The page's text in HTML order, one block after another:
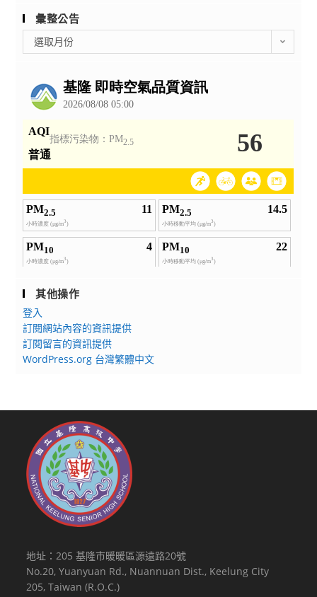
彙整公告
整
選取月份
其他操作
登入
訂閱網站內容的資訊提供
訂閱留言的資訊提供
WordPress.org 台灣繁體中文
地址：205 基隆市暖暖區源遠路20號
No.20, Yuanyuan Rd., Nuannuan Dist., Keelung City
205, Taiwan (R.O.C.)